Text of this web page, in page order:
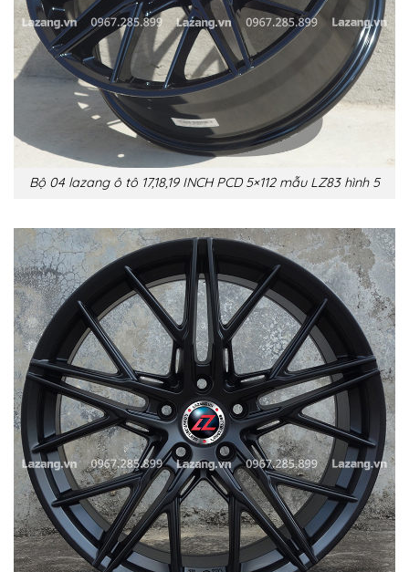
Bộ 04 lazang ô tô 17,18,19 INCH PCD 5×112 mẫu LZ83 hình 5